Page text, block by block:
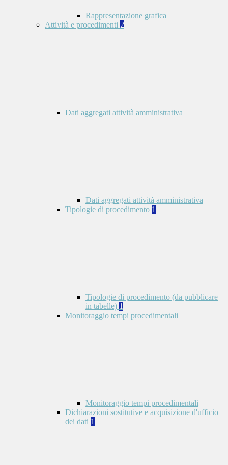
Rappresentazione grafica
Attività e procedimenti 2
Dati aggregati attività amministrativa
Dati aggregati attività amministrativa
Tipologie di procedimento 1
Tipologie di procedimento (da pubblicare
in tabelle) 1
Monitoraggio tempi procedimentali
Monitoraggio tempi procedimentali
Dichiarazioni sostitutive e acquisizione d'ufficio
dei dati 1